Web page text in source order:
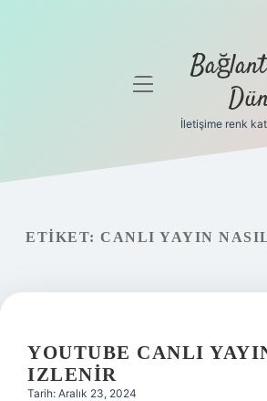
Gizlilik
Yasal Uyarı
Hakkımızda
menüyü
İletişime renk
ETIKET: CANLI YAYIN
YOUTUBE CANLI
IZLENIR
Tarih: Aralık 23, 2024